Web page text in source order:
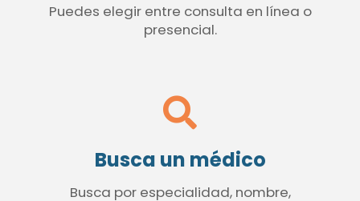
Puedes elegir entre consulta en línea o
presencial.
Busca un médico
Busca por especialidad, nombre,